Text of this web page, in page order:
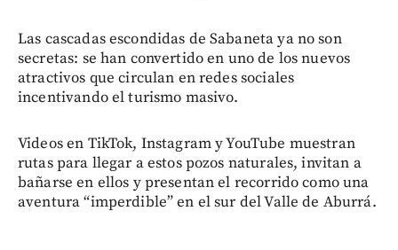
Las cascadas escondidas de Sabaneta ya no son
secretas: se han convertido en uno de los nuevos
atractivos que circulan en redes sociales
incentivando el turismo masivo.
Videos en TikTok, Instagram y YouTube muestran
rutas para llegar a estos pozos naturales, invitan a
bañarse en ellos y presentan el recorrido como una
aventura “imperdible” en el sur del Valle de Aburrá.